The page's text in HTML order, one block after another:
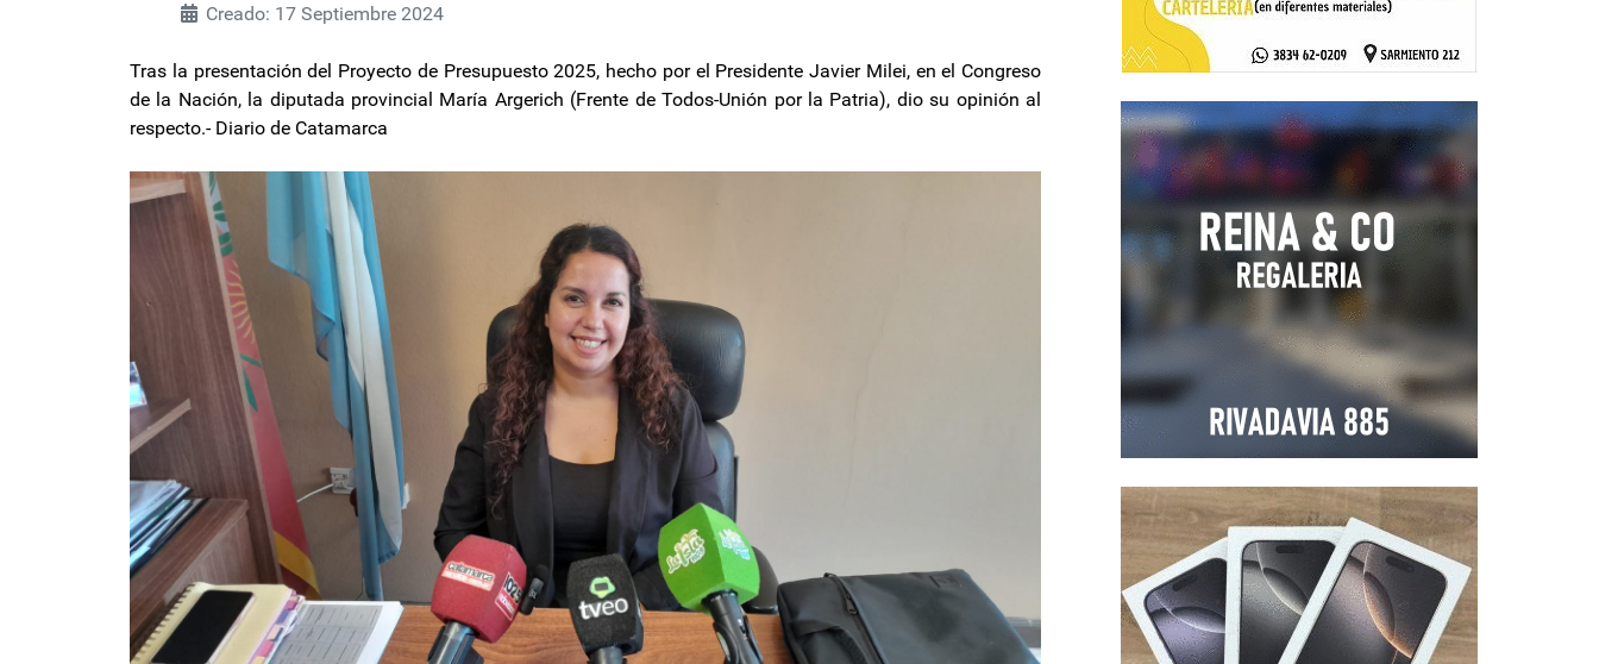
Creado: 17 Septiembre 2024
Tras la presentación del Proyecto de Presupuesto 2025, hecho por el Presidente Javier Milei, en el Congreso
de la Nación, la diputada provincial María Argerich (Frente de Todos-Unión por la Patria), dio su opinión al
respecto.- Diario de Catamarca